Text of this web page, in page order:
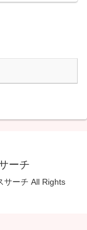
ーチ
サーチ All Rights